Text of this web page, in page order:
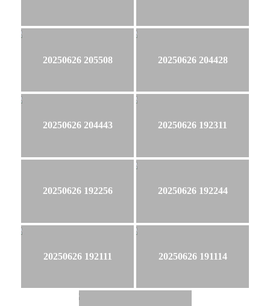
20250626 205508 20250626 204428
20250626 204443 20250626 192311
20250626 192256 20250626 192244
20250626 192111 20250626 191114